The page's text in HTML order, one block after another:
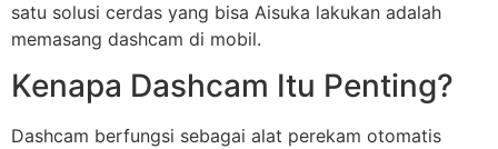
satu solusi cerdas yang bisa Aisuka lakukan adalah
memasang dashcam di mobil.
Kenapa Dashcam Itu Penting?
Dashcam berfungsi sebagai alat perekam otomatis